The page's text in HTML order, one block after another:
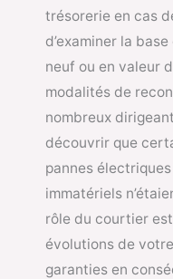
trésorerie en cas
d’examiner la
neuf ou en valeur
modalités de
nombreux
découvrir que
pannes
immatériels
rôle du courtier
évolutions de
garanties en